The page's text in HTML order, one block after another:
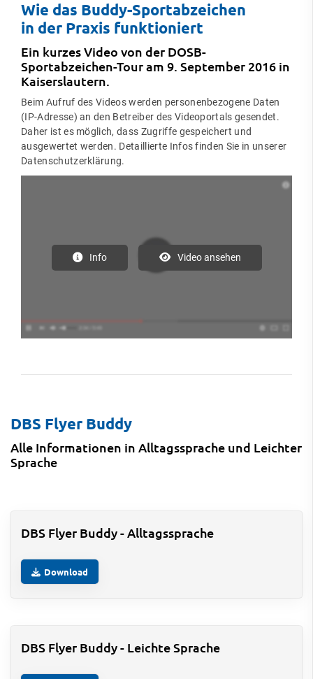
Wie das Buddy-Sportabzeichen
in der Praxis funktioniert
Ein kurzes Video von der DOSB-
Sportabzeichen-Tour am 9. September 2016 in
Kaiserslautern.
Beim Aufruf des Videos werden personenbezogene Daten
(IP-Adresse) an den Betreiber des Videoportals gesendet.
Daher ist es möglich, dass Zugriffe gespeichert und
ausgewertet werden. Detaillierte Infos finden Sie in unserer
Datenschutzerklärung.
Info Video ansehen
DBS Flyer Buddy
Alle Informationen in Alltagssprache und Leichter
Sprache
DBS Flyer Buddy - Alltagssprache
Download
DBS Flyer Buddy - Leichte Sprache